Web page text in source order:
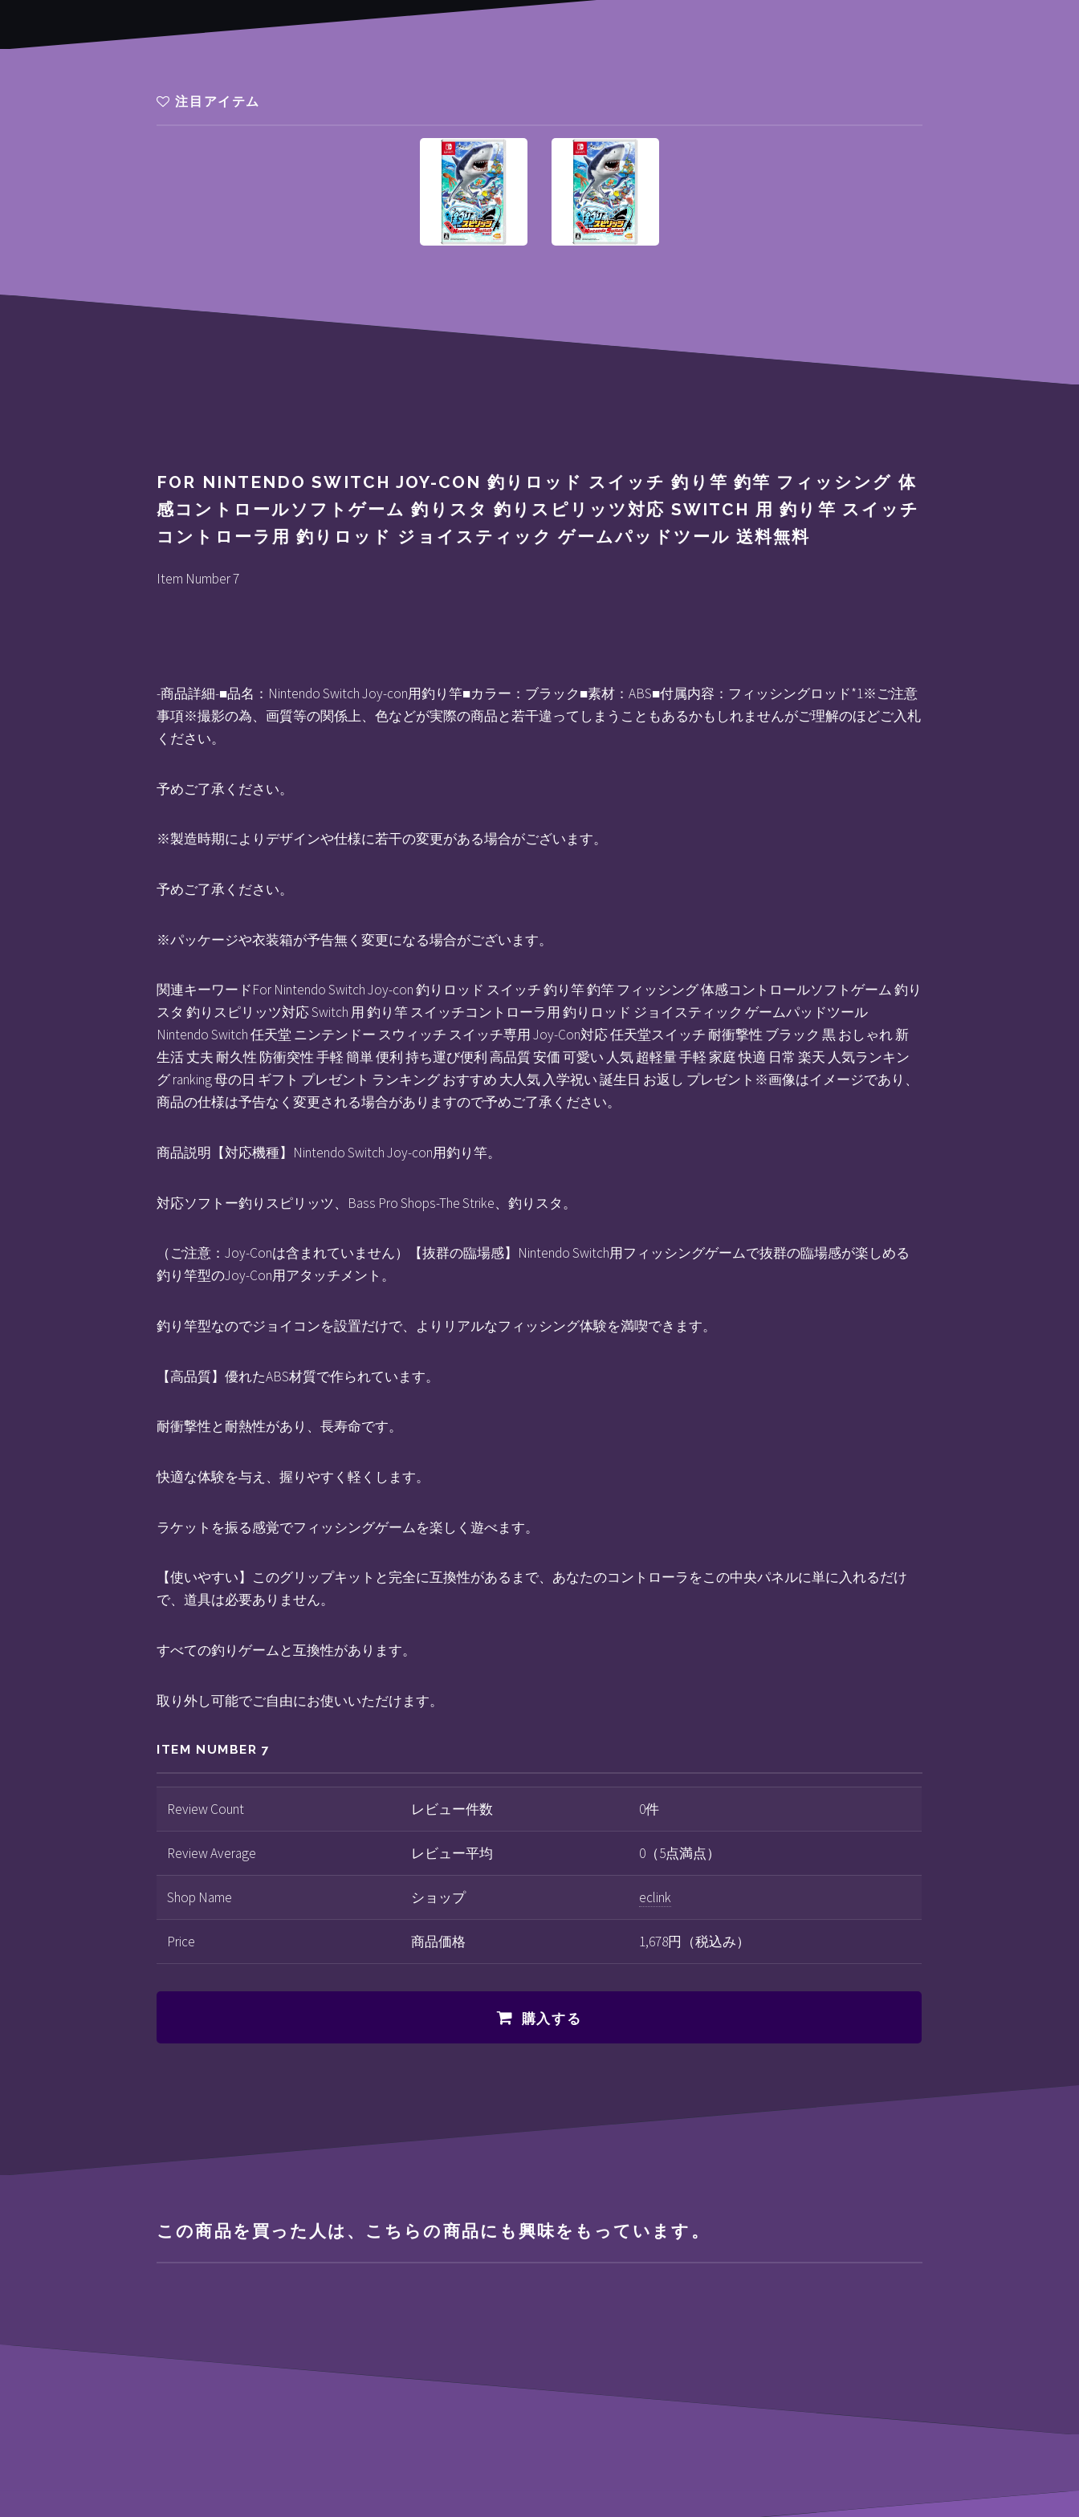
注目アイテム
FOR NINTENDO SWITCH JOY-CON 釣りロッド スイッチ 釣り竿 釣竿 フィッシング 体
感コントロールソフトゲーム 釣りスタ 釣りスピリッツ対応 SWITCH 用 釣り竿 スイッチ
コントローラ用 釣りロッド ジョイスティック ゲームパッドツール 送料無料
Item Number 7
-商品詳細-■品名：Nintendo Switch Joy-con用釣り竿■カラー：ブラック■素材：ABS■付属内容：フィッシングロッド*1※ご注意
事項※撮影の為、画質等の関係上、色などが実際の商品と若干違ってしまうこともあるかもしれませんがご理解のほどご入札
ください。
予めご了承ください。
※製造時期によりデザインや仕様に若干の変更がある場合がございます。
予めご了承ください。
※パッケージや衣装箱が予告無く変更になる場合がございます。
関連キーワードFor Nintendo Switch Joy-con 釣りロッド スイッチ 釣り竿 釣竿 フィッシング 体感コントロールソフトゲーム 釣り
スタ 釣りスピリッツ対応 Switch 用 釣り竿 スイッチコントローラ用 釣りロッド ジョイスティック ゲームパッドツール
Nintendo Switch 任天堂 ニンテンドー スウィッチ スイッチ専用 Joy-Con対応 任天堂スイッチ 耐衝撃性 ブラック 黒 おしゃれ 新
生活 丈夫 耐久性 防衝突性 手軽 簡単 便利 持ち運び便利 高品質 安価 可愛い 人気 超軽量 手軽 家庭 快適 日常 楽天 人気ランキン
グ ranking 母の日 ギフト プレゼント ランキング おすすめ 大人気 入学祝い 誕生日 お返し プレゼント※画像はイメージであり、
商品の仕様は予告なく変更される場合がありますので予めご了承ください。
商品説明【対応機種】Nintendo Switch Joy-con用釣り竿。
対応ソフトー釣りスピリッツ、Bass Pro Shops-The Strike、釣りスタ。
（ご注意：Joy-Conは含まれていません）【抜群の臨場感】Nintendo Switch用フィッシングゲームで抜群の臨場感が楽しめる
釣り竿型のJoy-Con用アタッチメント。
釣り竿型なのでジョイコンを設置だけで、よりリアルなフィッシング体験を満喫できます。
【高品質】優れたABS材質で作られています。
耐衝撃性と耐熱性があり、長寿命です。
快適な体験を与え、握りやすく軽くします。
ラケットを振る感覚でフィッシングゲームを楽しく遊べます。
【使いやすい】このグリップキットと完全に互換性があるまで、あなたのコントローラをこの中央パネルに単に入れるだけ
で、道具は必要ありません。
すべての釣りゲームと互換性があります。
取り外し可能でご自由にお使いいただけます。
ITEM NUMBER 7
Review Count レビュー件数 0件
Review Average レビュー平均 0（5点満点）
Shop Name ショップ eclink
Price 商品価格 1,678円（税込み）
購入する
この商品を買った人は、こちらの商品にも興味をもっています。